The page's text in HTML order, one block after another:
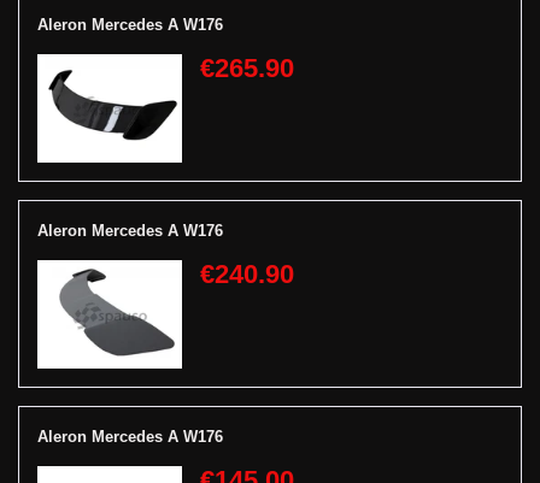
Aleron Mercedes A W176
€265.90
Aleron Mercedes A W176
€240.90
Aleron Mercedes A W176